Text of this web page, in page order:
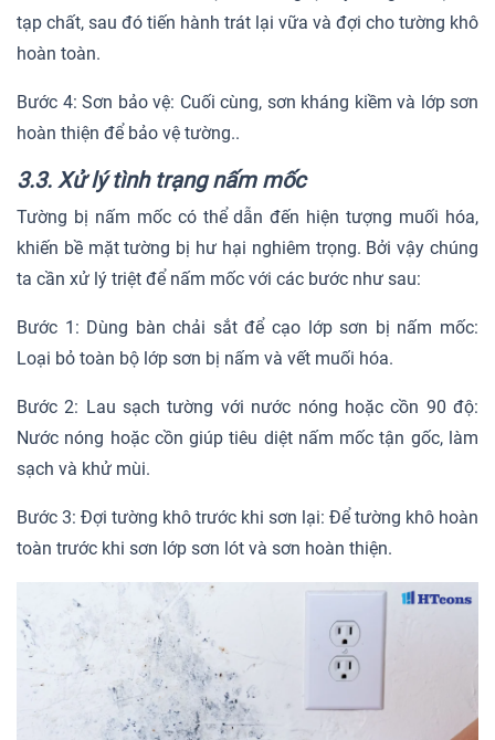
tạp chất, sau đó tiến hành trát lại vữa và đợi cho tường khô
hoàn toàn.
Bước 4: Sơn bảo vệ: Cuối cùng, sơn kháng kiềm và lớp sơn
hoàn thiện để bảo vệ tường..
3.3. Xử lý tình trạng nấm mốc
Tường bị nấm mốc có thể dẫn đến hiện tượng muối hóa,
khiến bề mặt tường bị hư hại nghiêm trọng. Bởi vậy chúng
ta cần xử lý triệt để nấm mốc với các bước như sau:
Bước 1: Dùng bàn chải sắt để cạo lớp sơn bị nấm mốc:
Loại bỏ toàn bộ lớp sơn bị nấm và vết muối hóa.
Bước 2: Lau sạch tường với nước nóng hoặc cồn 90 độ:
Nước nóng hoặc cồn giúp tiêu diệt nấm mốc tận gốc, làm
sạch và khử mùi.
Bước 3: Đợi tường khô trước khi sơn lại: Để tường khô hoàn
toàn trước khi sơn lớp sơn lót và sơn hoàn thiện.